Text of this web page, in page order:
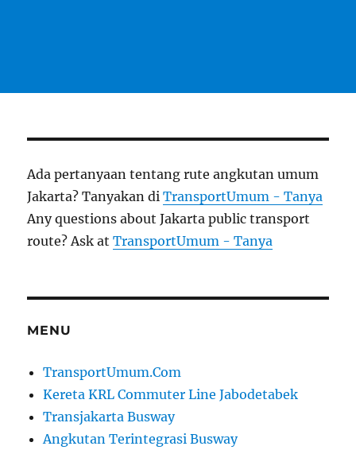
Ada pertanyaan tentang rute angkutan umum
Jakarta? Tanyakan diTransportUmum - Tanya
Any questions about Jakarta public transport
route? Ask atTransportUmum - Tanya
MENU
TransportUmum.Com
Kereta KRL Commuter Line Jabodetabek
Transjakarta Busway
Angkutan Terintegrasi Busway